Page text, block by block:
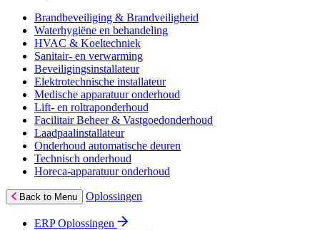
Brandbeveiliging & Brandveiligheid
Waterhygiëne en behandeling
HVAC & Koeltechniek
Sanitair- en verwarming
Beveiligingsinstallateur
Elektrotechnische installateur
Medische apparatuur onderhoud
Lift- en roltraponderhoud
Facilitair Beheer & Vastgoedonderhoud
Laadpaalinstallateur
Onderhoud automatische deuren
Technisch onderhoud
Horeca-apparatuur onderhoud
Back to Menu Oplossingen
ERP Oplossingen